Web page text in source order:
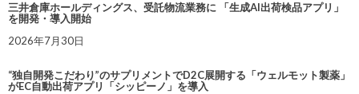
三井倉庫ホールディングス、受託物流業務に 「生成AI出荷検品アプリ」
を開発・導入開始
2026年7月30日
“独自開発こだわり”のサプリメントでD2C展開する「ウェルモット製薬」
がEC自動出荷アプリ「シッピーノ」を導入